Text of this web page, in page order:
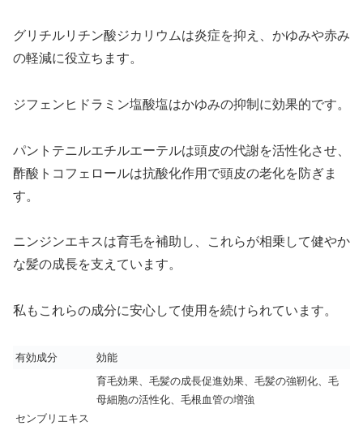
グリチルリチン酸ジカリウムは炎症を抑え、かゆみや赤み
の軽減に役立ちます。
ジフェンヒドラミン塩酸塩はかゆみの抑制に効果的です。
パントテニルエチルエーテルは頭皮の代謝を活性化させ、
酢酸トコフェロールは抗酸化作用で頭皮の老化を防ぎま
す。
ニンジンエキスは育毛を補助し、これらが相乗して健やか
な髪の成長を支えています。
私もこれらの成分に安心して使用を続けられています。
有効成分 効能
センブリエキス
育毛効果、毛髪の成長促進効果、毛髪の強靭化、毛
母細胞の活性化、毛根血管の増強